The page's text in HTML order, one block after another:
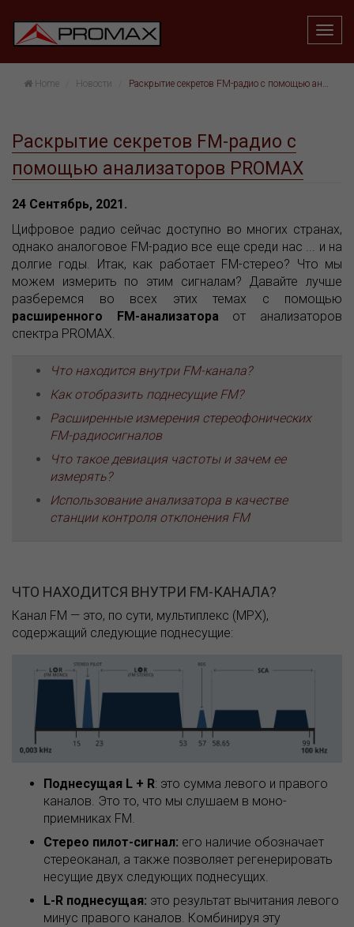
Home Hовости Раскрытие секретов FM-радио с помощью анализаторов PROMAX
Раскрытие секретов FM-радио с
помощью анализаторов PROMAX
24 Сентябрь, 2021.
Цифровое радио сейчас доступно во многих странах,
однако аналоговое FM-радио все еще среди нас ... и на
долгие годы. Итак, как работает FM-стерео? Что мы
можем измерить по этим сигналам? Давайте лучше
разберемся во всех этих темах с помощью
расширенного FM-анализатора от анализаторов
спектра PROMAX.
Что находится внутри FM-канала?
Как отобразить поднесущие FM?
Расширенные измерения стереофонических
FM-радиосигналов
Что такое девиация частоты и зачем ее
измерять?
Использование анализатора в качестве
станции контроля отклонения FM
ЧТО НАХОДИТСЯ ВНУТРИ FM-КАНАЛА?
Канал FM — это, по сути, мультиплекс (MPX),
содержащий следующие поднесущие:
Поднесущая L + R: это сумма левого и правого
каналов. Это то, что мы слушаем в моно-
приемниках FM.
Стерео пилот-сигнал: его наличие обозначает
стереоканал, а также позволяет регенерировать
несущие двух следующих поднесущих.
L-R поднесущая: это результат вычитания левого
минус правого каналов. Комбинируя эту